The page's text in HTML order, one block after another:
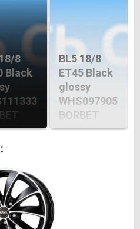
8
Black
BL5 18/8
ET45 Black
glossy
WHS097905
BORBET